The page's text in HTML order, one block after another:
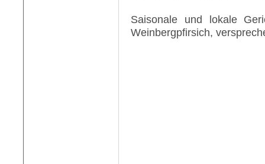
Saisonale und lokale
Weinbergpfirsich,